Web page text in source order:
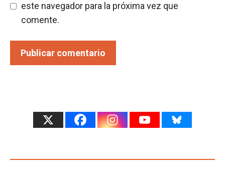
este navegador para la próxima vez que
comente.